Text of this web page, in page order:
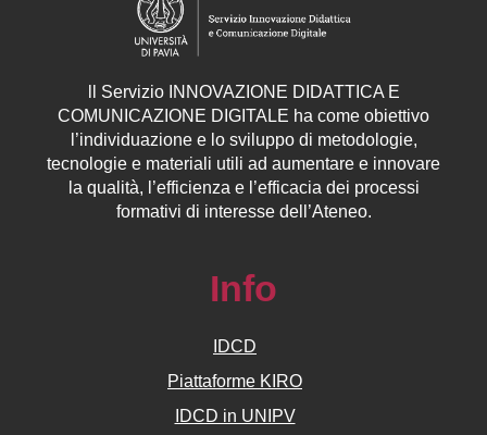
Servizio INNOVAZIONE DIDATTICA E
COMUNICAZIONE DIGITALE ha come obiettivo
l’individuazione e lo sviluppo di metodologie,
tecnologie e materiali utili ad aumentare e innovare
la qualità, l’efficienza e l’efficacia dei processi
formativi di interesse dell’Ateneo.
Info
IDCD
Piattaforme KIRO
IDCD in UNIPV